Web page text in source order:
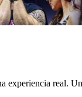
experiencia real.